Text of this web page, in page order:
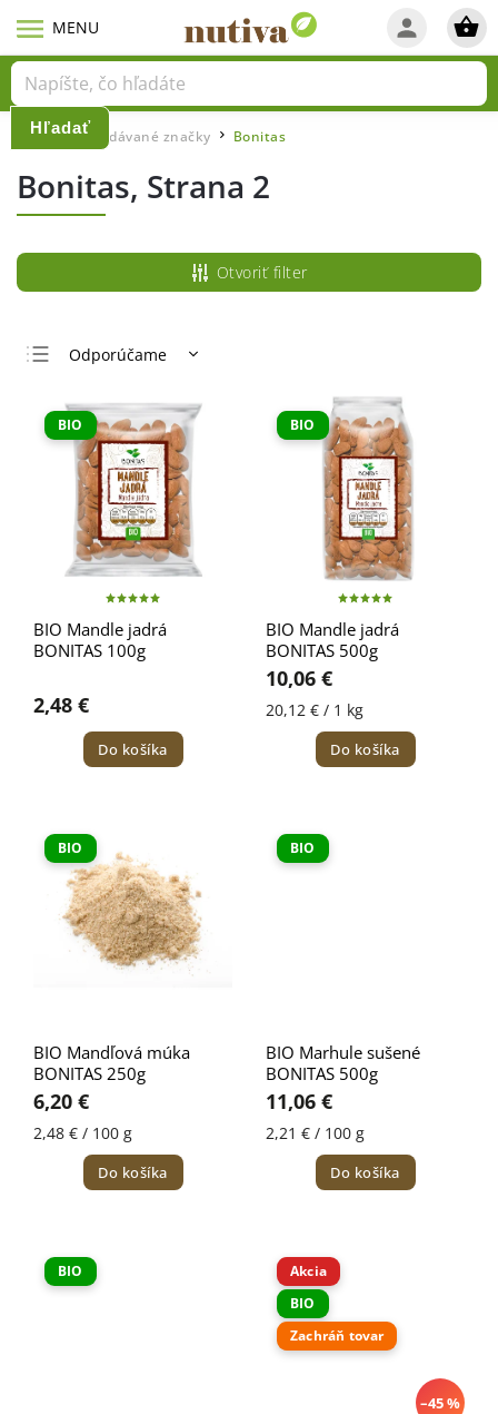
Hľadať
Domov / Predávané značky Bonitas
Bonitas, Strana 2
Otvoriť filter
Odporúčame
Najdrahšie
Najpredávanejšie
Abecedne
BIO
BIO Mandle jadrá
BONITAS 100g
2,48 €
Do košíka
BIO
BIO Mandle jadrá
BONITAS 500g
10,06 €
20,12 € / 1 kg
Do košíka
BIO
BIO Mandľová múka
BONITAS 250g
6,20 €
2,48 € / 100 g
Do košíka
BIO
BIO Marhule sušené
BONITAS 500g
11,06 €
2,21 € / 100 g
Do košíka
BIO
Akcia
BIO
Zachráň tovar
–45 %